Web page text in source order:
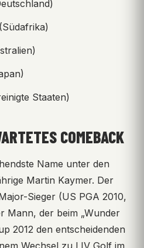
Staaten)
COMEBACK
Name unter den
Martin Kaymer. Der
Sieger (US PGA 2010,
Mann, der beim „Wunder
2012 den entscheidenden